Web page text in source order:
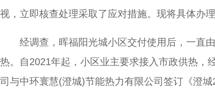
视，立即核查处理采取了应对措施。现将具体办理
经调查，晖福阳光城小区交付使用后，一直
热。自2021年起，小区业主要求接入市政供热，
司与中环寰慧(澄城)节能热力有限公司签订《澄